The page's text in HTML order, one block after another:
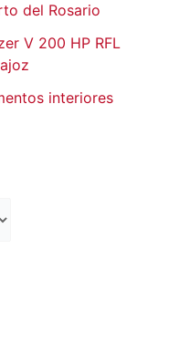
del Rosario
V 200 HP RFL
interiores